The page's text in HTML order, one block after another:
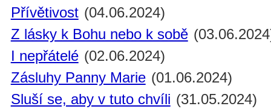
Přívětivost (04.06.2024)
Z lásky k Bohu nebo k sobě
I nepřátelé (02.06.2024)
Zásluhy Panny Marie (01.06.2024)
Sluší se, aby v tuto chvíli (31.05.2024)